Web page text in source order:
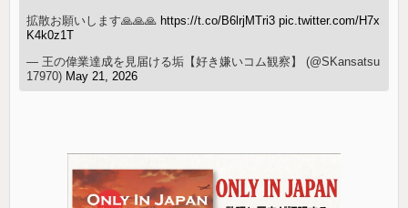
拡散お願いします🙏🙏🙏 https://t.co/B6lrjMTri3 pic.twitter.com/H7x
K4k0z1T
— 王の偉業達成を見届ける垢【好き嫌いコム観察】 (@SKansatsu
17970) May 21, 2026